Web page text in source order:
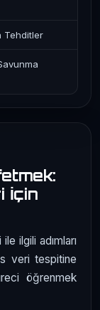
İçin
ilgili adımları
veri tespitine
öğrenmek
Tehditler